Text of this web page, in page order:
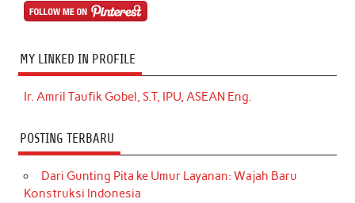
MY LINKED IN PROFILE
Ir. Amril Taufik Gobel, S.T, IPU, ASEAN Eng.
POSTING TERBARU
Dari Gunting Pita ke Umur Layanan: Wajah Baru
Konstruksi Indonesia